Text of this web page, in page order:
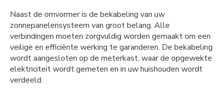
Naast de omvormer is de bekabeling van uw
zonnepanelensysteem van groot belang. Alle
verbindingen moeten zorgvuldig worden gemaakt om een
veilige en efficiënte werking te garanderen. De bekabeling
wordt aangesloten op de meterkast, waar de opgewekte
elektriciteit wordt gemeten en in uw huishouden wordt
verdeeld.